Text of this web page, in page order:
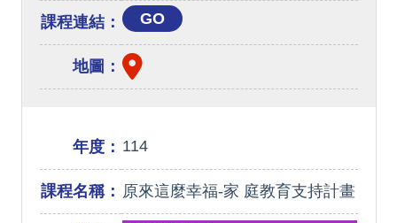
課程連結： GO
地圖：
年度： 114
課程名稱： 原來這麼幸福-家 庭教育支持計畫